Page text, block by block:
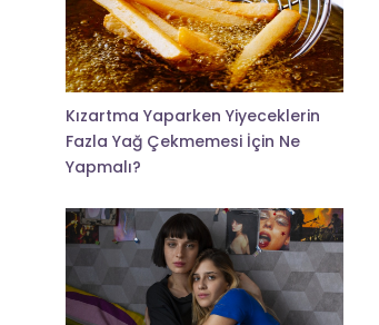
Kızartma Yaparken Yiyeceklerin
Fazla Yağ Çekmemesi İçin Ne
Yapmalı?